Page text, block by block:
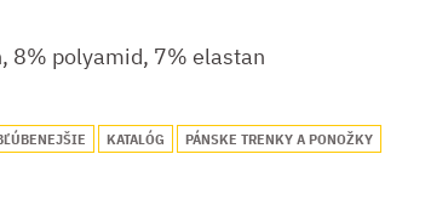
8% polyamid, 7% elastan
KATALÓG PÁNSKE TRENKY A PONOŽKY